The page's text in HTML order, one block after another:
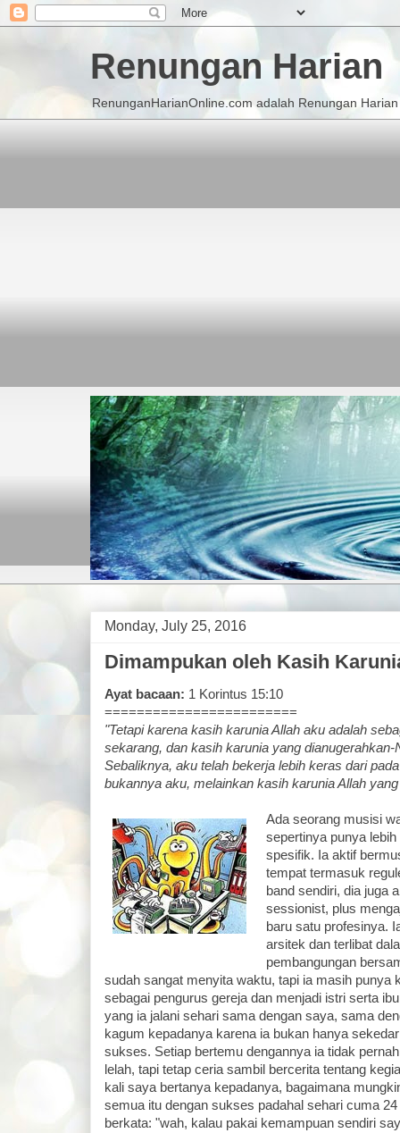
Renungan Harian
RenunganHarianOnline.com adalah Renungan
Monday, July 25, 2016
Dimampukan oleh Kasih
Ayat bacaan: 1 Korintus 15:10
========================
"Tetapi karena kasih karunia Allah aku adalah
sekarang, dan kasih karunia yang
Sebaliknya, aku telah bekerja lebih keras dari
bukannya aku, melainkan kasih karunia Allah
Ada seorang musisi
sepertinya punya
spesifik. Ia aktif
tempat termasuk
band sendiri, dia juga
sessionist, plus
baru satu profesinya.
arsitek dan terlibat
pembangungan
sudah sangat menyita waktu, tapi ia masih punya
sebagai pengurus gereja dan menjadi istri serta
yang ia jalani sehari sama dengan saya, sama
kagum kepadanya karena ia bukan hanya
sukses. Setiap bertemu dengannya ia tidak
lelah, tapi tetap ceria sambil bercerita tentang
kali saya bertanya kepadanya, bagaimana
semua itu dengan sukses padahal sehari cuma
berkata: "wah, kalau pakai kemampuan sendiri